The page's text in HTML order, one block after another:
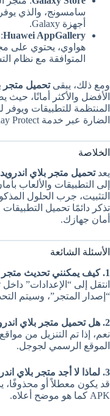
سامسونج، والذي
أجهزة Galaxy.
Huawei AppGallery
هواوي، يحتوي على
المتوافقة مع نظام
ومع ذلك، يبقىتحميل متجر
الأفضل والأكثر أمانًا،
المنتظمة للتطبيقات
الضارة عبر خدمة Google Play Protect.
الخلاصة
يعدتحميل متجر بلاي اندرويد
إلى التطبيقات والألعاب
التثبيت، جرب الحلول
تذكر دائمًا تحميل
أمان جهازك.
الأسئلة الشائعة
1. كيف يمكنني تحديث متجر بلاي اندرويد؟
انتقل إلى “الإعدادات”
“إصدار المتجر”، وسيتم
2. هل تحميل متجر بلاي اندرويد APK آمن؟
الموقع الرسمي لجوجل.
3. لماذا لا أجد متجر بلاي اندرويد على جهازي؟
قد يكون معطلاً أو محذوفًا،
APK كما هو موضح أعلاه.